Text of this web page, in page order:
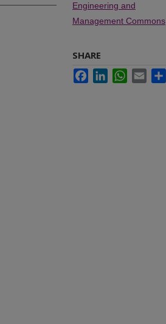
Engineering and
Management Commons
SHARE
FacebookLinkedInWhatsApp
Email